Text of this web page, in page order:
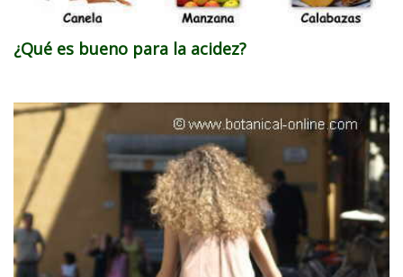
¿Qué es bueno para la acidez?